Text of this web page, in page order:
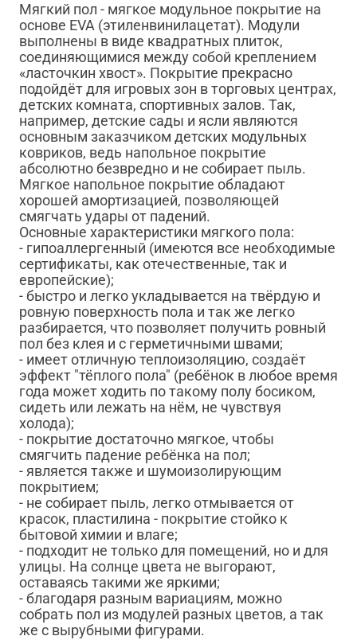
Мягкий пол - мягкое модульное покрытие на
основе EVA (этиленвинилацетат). Модули
выполнены в виде квадратных плиток,
соединяющимися между собой креплением
«ласточкин хвост». Покрытие прекрасно
подойдёт для игровых зон в торговых центрах,
детских комната, спортивных залов. Так,
например, детские сады и ясли являются
основным заказчиком детских модульных
ковриков, ведь напольное покрытие
абсолютно безвредно и не собирает пыль.
Мягкое напольное покрытие обладают
хорошей амортизацией, позволяющей
смягчать удары от падений.
Основные характеристики мягкого пола:
- гипоаллергенный (имеются все необходимые
сертификаты, как отечественные, так и
европейские);
- быстро и легко укладывается на твёрдую и
ровную поверхность пола и так же легко
разбирается, что позволяет получить ровный
пол без клея и с герметичными швами;
- имеет отличную теплоизоляцию, создаёт
эффект "тёплого пола" (ребёнок в любое время
года может ходить по такому полу босиком,
сидеть или лежать на нём, не чувствуя
холода);
- покрытие достаточно мягкое, чтобы
смягчить падение ребёнка на пол;
- является также и шумоизолирующим
покрытием;
- не собирает пыль, легко отмывается от
красок, пластилина - покрытие стойко к
бытовой химии и влаге;
- подходит не только для помещений, но и для
улицы. На солнце цвета не выгорают,
оставаясь такими же яркими;
- благодаря разным вариациям, можно
собрать пол из модулей разных цветов, а так
же с вырубными фигурами.